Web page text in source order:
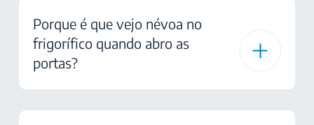
Porque é que vejo névoa no
frigorífico quando abro as
portas?